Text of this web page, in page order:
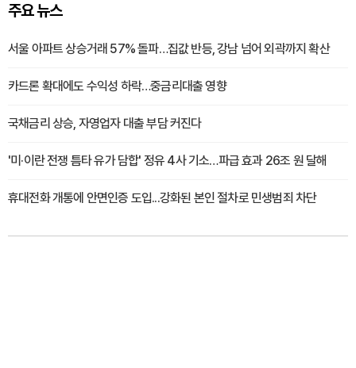
주요 뉴스
서울 아파트 상승거래 57% 돌파…집값 반등, 강남 넘어 외곽까지 확산
카드론 확대에도 수익성 하락…중금리대출 영향
국채금리 상승, 자영업자 대출 부담 커진다
'미·이란 전쟁 틈타 유가 담합' 정유 4사 기소…파급 효과 26조 원 달해
휴대전화 개통에 안면인증 도입...강화된 본인 절차로 민생범죄 차단